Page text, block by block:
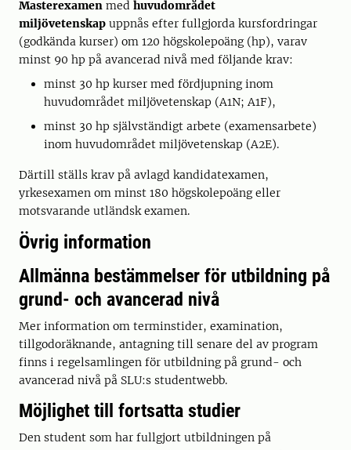
Masterexamen med huvudområdet
miljövetenskap uppnås efter fullgjorda kursfordringar
(godkända kurser) om 120 högskolepoäng (hp), varav
minst 90 hp på avancerad nivå med följande krav:
minst 30 hp kurser med fördjupning inom
huvudområdet miljövetenskap (A1N; A1F),
minst 30 hp självständigt arbete (examensarbete)
inom huvudområdet miljövetenskap (A2E).
Därtill ställs krav på avlagd kandidatexamen,
yrkesexamen om minst 180 högskolepoäng eller
motsvarande utländsk examen.
Övrig information
Allmänna bestämmelser för utbildning på
grund- och avancerad nivå
Mer information om terminstider, examination,
tillgodoräknande, antagning till senare del av program
finns i regelsamlingen för utbildning på grund- och
avancerad nivå på SLU:s studentwebb.
Möjlighet till fortsatta studier
Den student som har fullgjort utbildningen på